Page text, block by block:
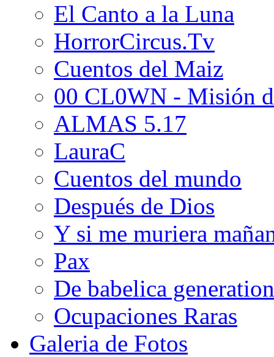
El Canto a la Luna
HorrorCircus.Tv
Cuentos del Maiz
00 CL0WN - Misión
ALMAS 5.17
LauraC
Cuentos del mundo
Después de Dios
Y si me muriera
Pax
De babelica
Ocupaciones Raras
Galeria de Fotos